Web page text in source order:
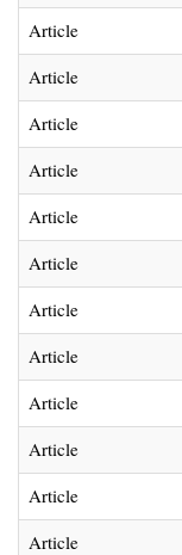
Article
Article
Article
Article
Article
Article
Article
Article
Article
Article
Article
Article